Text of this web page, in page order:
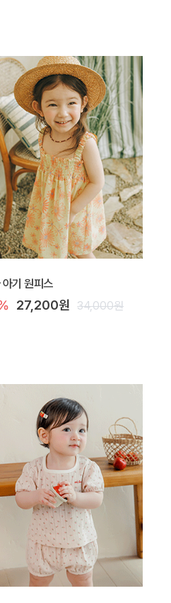
아기 원피스
27,200원 34,000원